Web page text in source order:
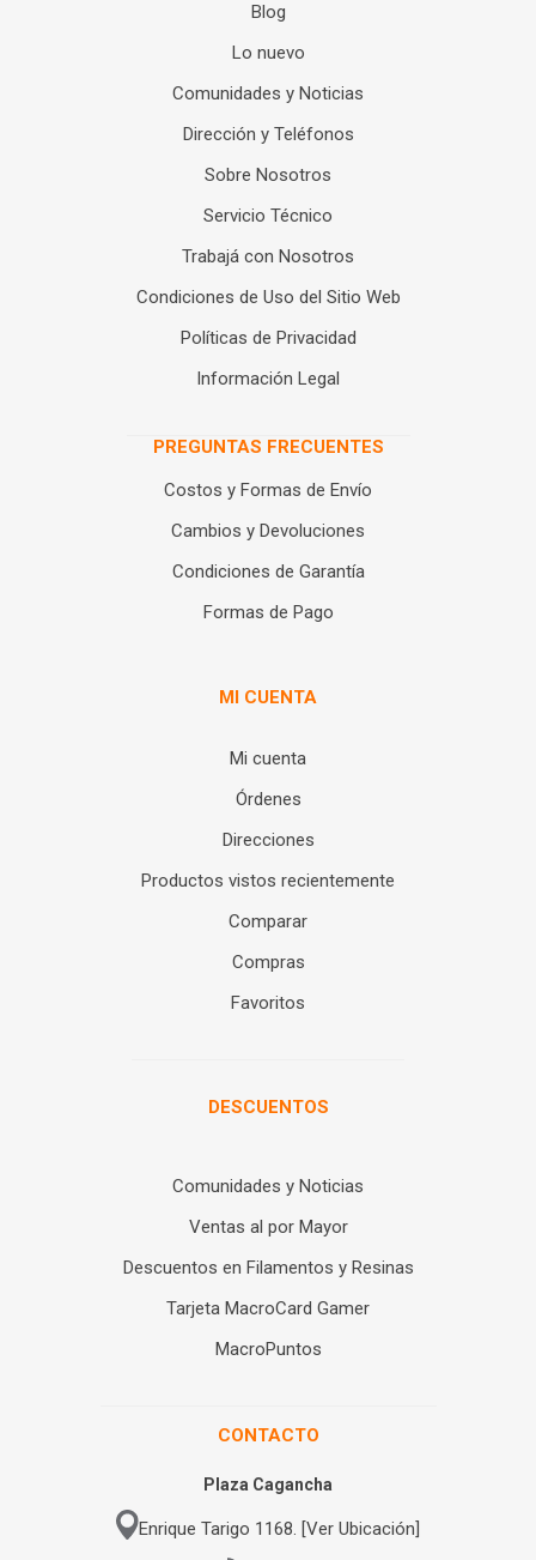
Blog
Lo nuevo
Comunidades y Noticias
Dirección y Teléfonos
Sobre Nosotros
Servicio Técnico
Trabajá con Nosotros
Condiciones de Uso del Sitio Web
Políticas de Privacidad
Información Legal
PREGUNTAS FRECUENTES
Costos y Formas de Envío
Cambios y Devoluciones
Condiciones de Garantía
Formas de Pago
MI CUENTA
Mi cuenta
Órdenes
Direcciones
Productos vistos recientemente
Comparar
Compras
Favoritos
DESCUENTOS
Comunidades y Noticias
Ventas al por Mayor
Descuentos en Filamentos y Resinas
Tarjeta MacroCard Gamer
MacroPuntos
CONTACTO
Plaza Cagancha
Enrique Tarigo 1168. [Ver Ubicación]